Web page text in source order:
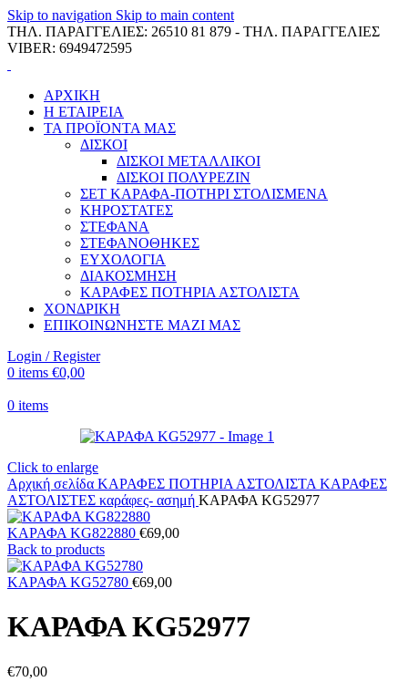
Skip to navigation Skip to main content
ΤΗΛ. ΠΑΡΑΓΓΕΛΙΕΣ: 26510 81 879 - ΤΗΛ. ΠΑΡΑΓΓΕΛΙΕΣ
VIBER: 6949472595
ΑΡΧΙΚΗ
Η ΕΤΑΙΡΕΙΑ
ΤΑ ΠΡΟΪΟΝΤΑ ΜΑΣ
ΔΙΣΚΟΙ
ΔΙΣΚΟΙ ΜΕΤΑΛΛΙΚΟΙ
ΔΙΣΚΟΙ ΠΟΛΥΡΕΖΙΝ
ΣΕΤ ΚΑΡΑΦΑ-ΠΟΤΗΡΙ ΣΤΟΛΙΣΜΕΝΑ
ΚΗΡΟΣΤΑΤΕΣ
ΣΤΕΦΑΝΑ
ΣΤΕΦΑΝΟΘΗΚΕΣ
ΕΥΧΟΛΟΓΙΑ
ΔΙΑΚΟΣΜΗΣΗ
ΚΑΡΑΦΕΣ ΠΟΤΗΡΙΑ ΑΣΤΟΛΙΣΤΑ
ΧΟΝΔΡΙΚΗ
ΕΠΙΚΟΙΝΩΝΗΣΤΕ ΜΑΖΙ ΜΑΣ
Login / Register
0 items €0,00
0 items
Click to enlarge
Αρχική σελίδα ΚΑΡΑΦΕΣ ΠΟΤΗΡΙΑ ΑΣΤΟΛΙΣΤΑ ΚΑΡΑΦΕΣ
ΑΣΤΟΛΙΣΤΕΣ καράφες- ασημή ΚΑΡΑΦΑ KG52977
ΚΑΡΑΦΑ KG822880 €69,00
Back to products
ΚΑΡΑΦΑ KG52780 €69,00
ΚΑΡΑΦΑ KG52977
€70,00